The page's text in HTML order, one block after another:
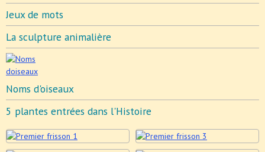
Jeux de mots
La sculpture animalière
Noms d'oiseaux
5 plantes entrées dans l'Histoire